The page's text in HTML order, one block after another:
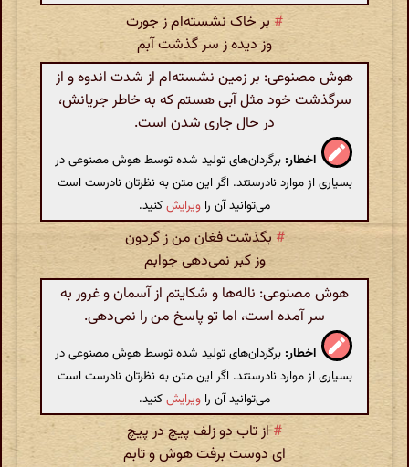
# بر خاک نشسته‌ام ز جورت
وز دیده ز سر گذشت آبم
هوش مصنوعی: بر زمین نشسته‌ام از شدت اندوه و از
سرگذشت خود مثل آبی هستم که به خاطر جریانش،
در حال جاری شدن است.
اخطار: برگردان‌های تولید شده توسط هوش مصنوعی در
بسیاری از موارد نادرستند. اگر این متن به نظرتان نادرست است
می‌توانید آن را ویرایشکنید.
# بگذشت فغان من ز گردون
وز کبر نمی‌دهی جوابم
هوش مصنوعی: ناله‌ها و شکایتم از آسمان و غرور به
سر آمده است، اما تو پاسخ من را نمی‌دهی.
اخطار: برگردان‌های تولید شده توسط هوش مصنوعی در
بسیاری از موارد نادرستند. اگر این متن به نظرتان نادرست است
می‌توانید آن را ویرایشکنید.
#از تاب دو زلف پیچ در پیچ
ای دوست برفت هوش و تابم